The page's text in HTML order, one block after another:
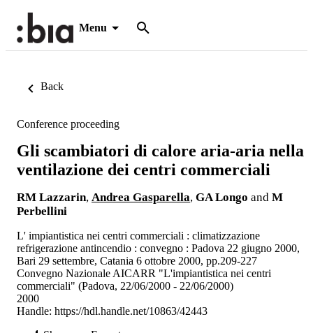
Menu
Back
Conference proceeding
Gli scambiatori di calore aria-aria nella
ventilazione dei centri commerciali
RM Lazzarin, Andrea Gasparella, GA Longo and M
Perbellini
L' impiantistica nei centri commerciali : climatizzazione
refrigerazione antincendio : convegno : Padova 22 giugno 2000,
Bari 29 settembre, Catania 6 ottobre 2000, pp.209-227
Convegno Nazionale AICARR "L'impiantistica nei centri
commerciali" (Padova, 22/06/2000 - 22/06/2000)
2000
Handle: https://hdl.handle.net/10863/42443